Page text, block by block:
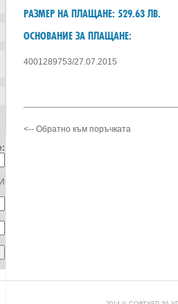
РАЗМЕР НА ПЛАЩАНЕ: 529.63 ЛВ.
ОСНОВАНИЕ ЗА ПЛАЩАНЕ:
4001289753/27.07.2015
<-- Обратно към поръчката